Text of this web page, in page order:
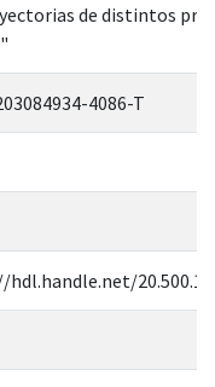
de distintos
4086-T